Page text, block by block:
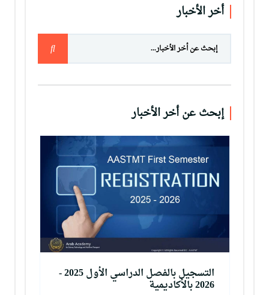
أخر الأخبار
إبحث عن أخر الأخبار
التسجيل بالفصل الدراسي الأول 2025 -
2026 بالأكاديمية